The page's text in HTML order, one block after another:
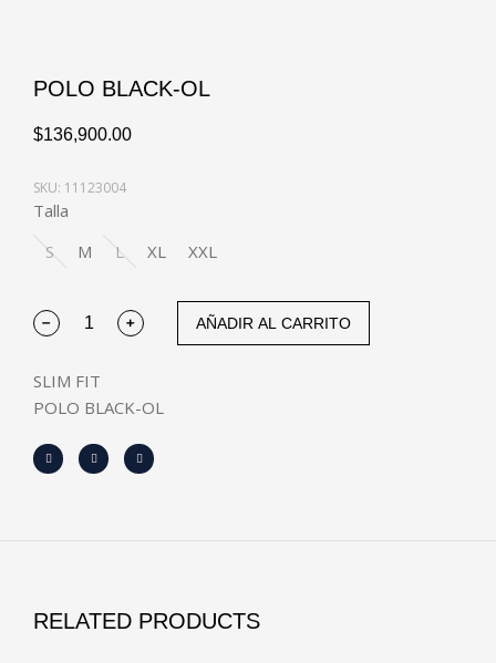
POLO BLACK-OL
$136,900.00
SKU: 11123004
Talla
S
M L XL XXL
AÑADIR AL CARRITO
SLIM FIT
POLO BLACK-OL
RELATED PRODUCTS